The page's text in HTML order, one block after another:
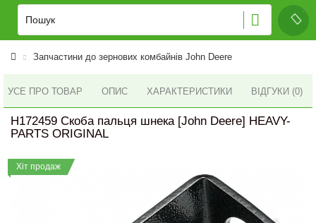
Запчастини до зернових комбайнів John Deere
УСЕ ПРО ТОВАР ОПИС ХАРАКТЕРИСТИКИ ВІДГУКИ (0)
H172459 Скоба пальця шнека [John Deere] HEAVY-
PARTS ORIGINAL
Хіт продаж